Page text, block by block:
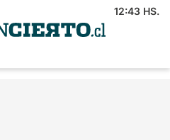
12:43 HS.